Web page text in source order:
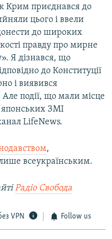
Крим приєднався до
цього і ввели
до широких
правду про мирне
Я дізнався, що
до Конституції
і виявився
події, що мали місце
ЗМІ
LifeNews.
,
всеукраїнським.
Радіо Свобода
VPN Follow us